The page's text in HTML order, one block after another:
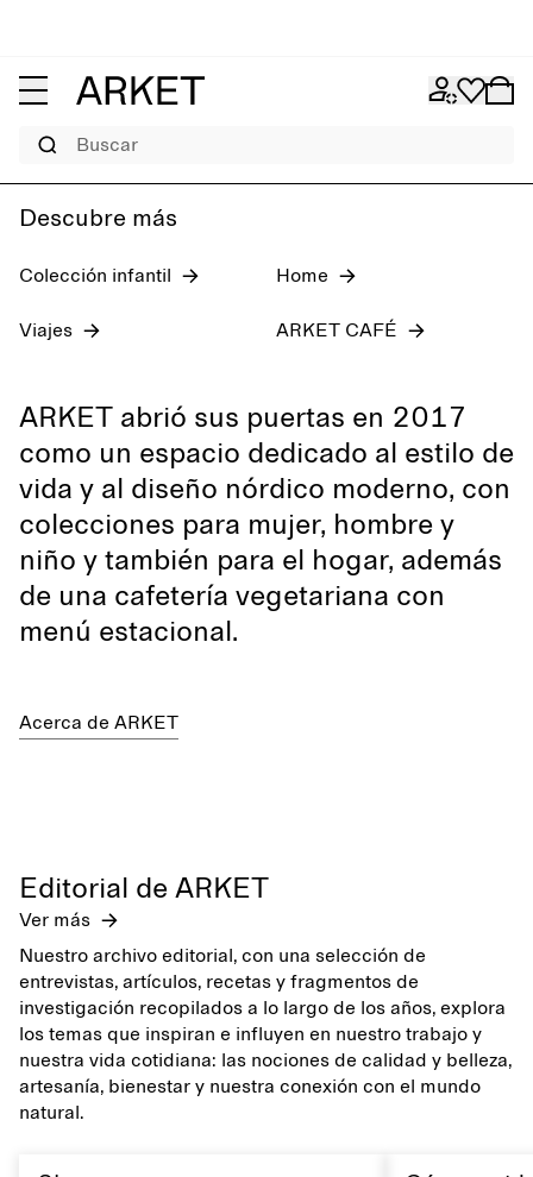
Buscar
Descubre más
Colección infantil Home
Viajes ARKET CAFÉ
ARKET abrió sus puertas en 2017
como un espacio dedicado al estilo de
vida y al diseño nórdico moderno, con
colecciones para mujer, hombre y
niño y también para el hogar, además
de una cafetería vegetariana con
menú estacional.
Acerca de ARKET
Editorial de ARKET
Ver más
Nuestro archivo editorial, con una selección de
entrevistas, artículos, recetas y fragmentos de
investigación recopilados a lo largo de los años, explora
los temas que inspiran e influyen en nuestro trabajo y
nuestra vida cotidiana: las nociones de calidad y belleza,
artesanía, bienestar y nuestra conexión con el mundo
natural.